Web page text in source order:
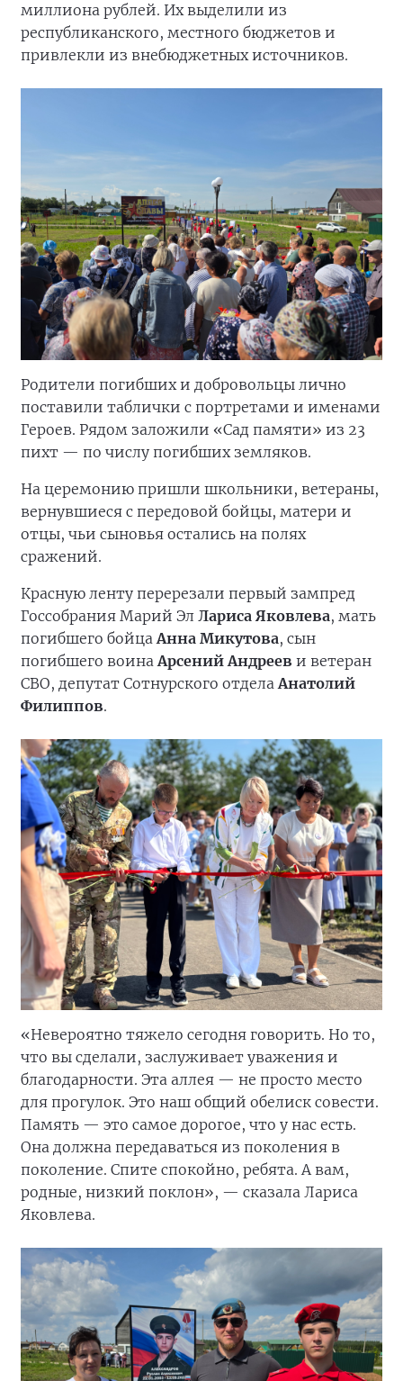
миллиона рублей. Их выделили из
республиканского, местного бюджетов и
привлекли из внебюджетных источников.
Родители погибших и добровольцы лично
поставили таблички с портретами и именами
Героев. Рядом заложили «Сад памяти» из 23
пихт — по числу погибших земляков.
На церемонию пришли школьники, ветераны,
вернувшиеся с передовой бойцы, матери и
отцы, чьи сыновья остались на полях
сражений.
Красную ленту перерезали первый зампред
Госсобрания Марий Эл Лариса Яковлева, мать
погибшего бойца Анна Микутова, сын
погибшего воина Арсений Андреев и ветеран
СВО, депутат Сотнурского отдела Анатолий
Филиппов.
«Невероятно тяжело сегодня говорить. Но то,
что вы сделали, заслуживает уважения и
благодарности. Эта аллея — не просто место
для прогулок. Это наш общий обелиск совести.
Память — это самое дорогое, что у нас есть.
Она должна передаваться из поколения в
поколение. Спите спокойно, ребята. А вам,
родные, низкий поклон», — сказала Лариса
Яковлева.